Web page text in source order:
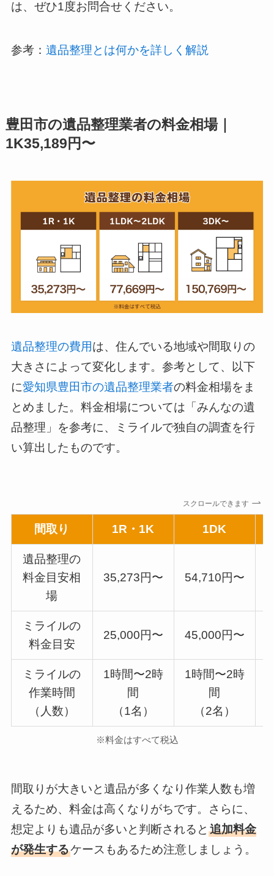
は、ぜひ1度お問合せください。
参考： 遺品整理とは何かを詳しく解説
豊田市の遺品整理業者の料金相場｜
1K35,189円〜
遺品整理の費用は、住んでいる地域や間取りの
大きさによって変化します。参考として、以下
に愛知県豊田市の遺品整理業者の料金相場をま
とめました。料金相場については「みんなの遺
品整理」を参考に、ミライルで独自の調査を行
い算出したものです。
スクロールできます
間取り 1R・1K 1DK
遺品整理の
料金目安相
場
35,273円〜 54,710円〜
ミライルの
料金目安
25,000円〜 45,000円〜
ミライルの
作業時間
（人数）
1時間〜2時
間
（1名）
1時間〜2時
間
（2名）
※料金はすべて税込
間取りが大きいと遺品が多くなり作業人数も増
えるため、料金は高くなりがちです。さらに、
想定よりも遺品が多いと判断されると 追加料金
が発生するケースもあるため注意しましょう。